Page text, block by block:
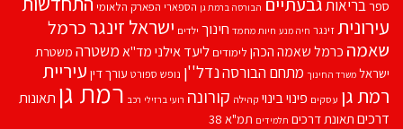
ספרבריאות הבורסה ברמת גן הספארי הפארק הלאומי
עירוניתזינגר חיה מנע חיות מחמד חינוך ילדים ישראל זינגרכרמל
שאמה כרמל שאמה הכהן לימודים ליעד אילנימד''אמשטרה משטרת
ישראל משרד החינוך מתחם הבורסהנדל''ן נופש ספורט עורך דין עיריית
רמת גן עסקים פינוי בינוי קהילה קורונה רועי ברזילי רכב רמת גן תאונות
דרכים תאונת דרכים תלמידים תמ"א 38